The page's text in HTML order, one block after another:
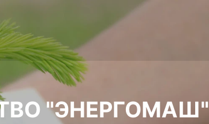
"ЭНЕРГОМАШ"